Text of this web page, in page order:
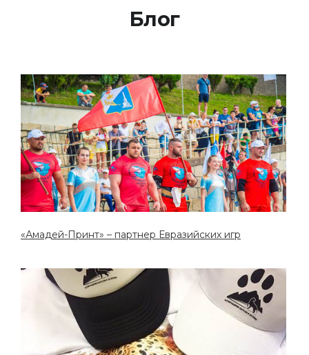
Блог
«Амадей-Принт» – партнер Евразийских игр